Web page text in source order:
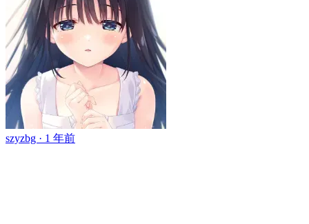
szyzbg · 1 年前